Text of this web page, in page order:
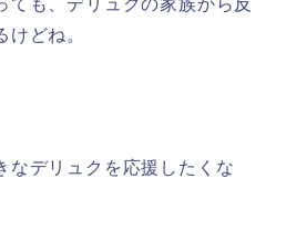
ても、デリュクの家族から反
どね。
なデリュクを応援したくな